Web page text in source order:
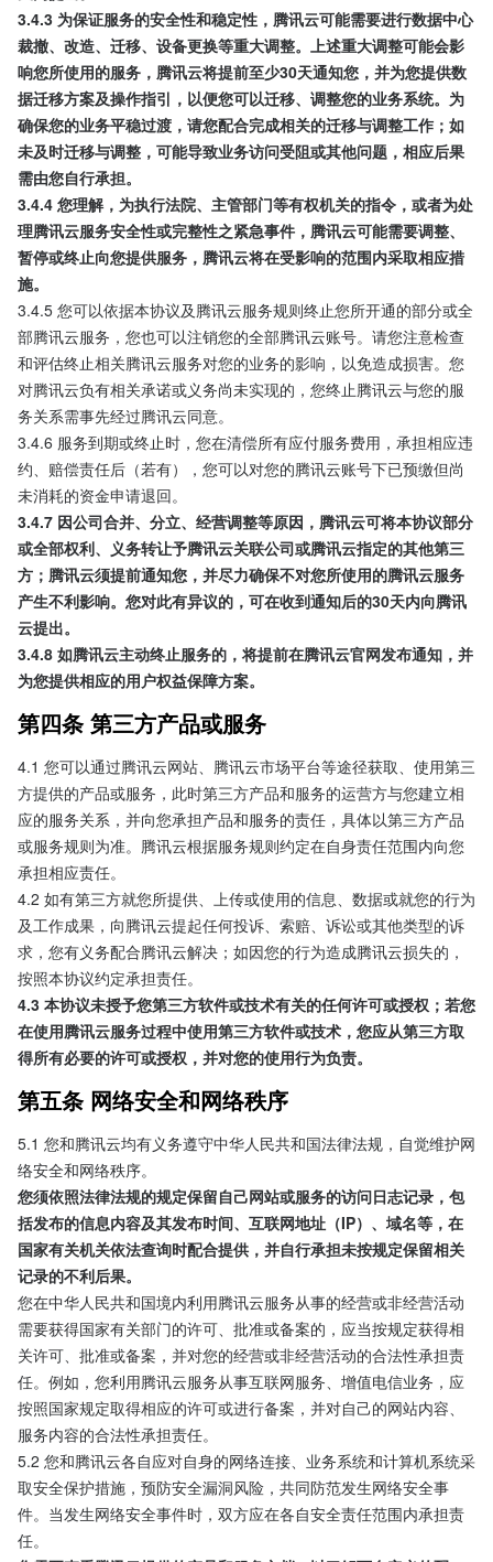
3.4.3 为保证服务的安全性和稳定性，腾讯云可能需要进行数据中心
裁撤、改造、迁移、设备更换等重大调整。上述重大调整可能会影
响您所使用的服务，腾讯云将提前至少30天通知您，并为您提供数
据迁移方案及操作指引，以便您可以迁移、调整您的业务系统。为
确保您的业务平稳过渡，请您配合完成相关的迁移与调整工作；如
未及时迁移与调整，可能导致业务访问受阻或其他问题，相应后果
需由您自行承担。
3.4.4 您理解，为执行法院、主管部门等有权机关的指令，或者为处
理腾讯云服务安全性或完整性之紧急事件，腾讯云可能需要调整、
暂停或终止向您提供服务，腾讯云将在受影响的范围内采取相应措
施。
3.4.5 您可以依据本协议及腾讯云服务规则终止您所开通的部分或全
部腾讯云服务，您也可以注销您的全部腾讯云账号。请您注意检查
和评估终止相关腾讯云服务对您的业务的影响，以免造成损害。您
对腾讯云负有相关承诺或义务尚未实现的，您终止腾讯云与您的服
务关系需事先经过腾讯云同意。
3.4.6 服务到期或终止时，您在清偿所有应付服务费用，承担相应违
约、赔偿责任后（若有），您可以对您的腾讯云账号下已预缴但尚
未消耗的资金申请退回。
3.4.7 因公司合并、分立、经营调整等原因，腾讯云可将本协议部分
或全部权利、义务转让予腾讯云关联公司或腾讯云指定的其他第三
方；腾讯云须提前通知您，并尽力确保不对您所使用的腾讯云服务
产生不利影响。您对此有异议的，可在收到通知后的30天内向腾讯
云提出。
3.4.8 如腾讯云主动终止服务的，将提前在腾讯云官网发布通知，并
为您提供相应的用户权益保障方案。
第四条 第三方产品或服务
4.1 您可以通过腾讯云网站、腾讯云市场平台等途径获取、使用第三
方提供的产品或服务，此时第三方产品和服务的运营方与您建立相
应的服务关系，并向您承担产品和服务的责任，具体以第三方产品
或服务规则为准。腾讯云根据服务规则约定在自身责任范围内向您
承担相应责任。
4.2 如有第三方就您所提供、上传或使用的信息、数据或就您的行为
及工作成果，向腾讯云提起任何投诉、索赔、诉讼或其他类型的诉
求，您有义务配合腾讯云解决；如因您的行为造成腾讯云损失的，
按照本协议约定承担责任。
4.3 本协议未授予您第三方软件或技术有关的任何许可或授权；若您
在使用腾讯云服务过程中使用第三方软件或技术，您应从第三方取
得所有必要的许可或授权，并对您的使用行为负责。
第五条 网络安全和网络秩序
5.1 您和腾讯云均有义务遵守中华人民共和国法律法规，自觉维护网
络安全和网络秩序。
您须依照法律法规的规定保留自己网站或服务的访问日志记录，包
括发布的信息内容及其发布时间、互联网地址（IP）、域名等，在
国家有关机关依法查询时配合提供，并自行承担未按规定保留相关
记录的不利后果。
您在中华人民共和国境内利用腾讯云服务从事的经营或非经营活动
需要获得国家有关部门的许可、批准或备案的，应当按规定获得相
关许可、批准或备案，并对您的经营或非经营活动的合法性承担责
任。例如，您利用腾讯云服务从事互联网服务、增值电信业务，应
按照国家规定取得相应的许可或进行备案，并对自己的网站内容、
服务内容的合法性承担责任。
5.2 您和腾讯云各自应对自身的网络连接、业务系统和计算机系统采
取安全保护措施，预防安全漏洞风险，共同防范发生网络安全事
件。当发生网络安全事件时，双方应在各自安全责任范围内承担责
任。